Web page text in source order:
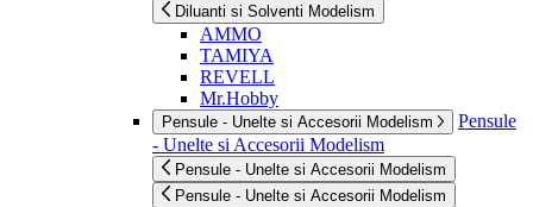
Diluanti si Solventi Modelism
AMMO
TAMIYA
REVELL
Mr.Hobby
Pensule - Unelte si Accesorii Modelism
Pensule
- Unelte si Accesorii Modelism
Pensule - Unelte si Accesorii Modelism
Pensule - Unelte si Accesorii Modelism